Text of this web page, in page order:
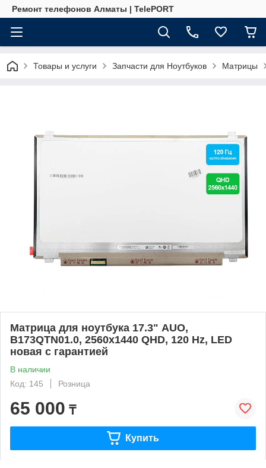
Ремонт телефонов Алматы | TelePORT
Товары и услуги Запчасти для Ноутбуков Матрицы
Матрица для ноутбука 17.3" AUO,
B173QTN01.0, 2560x1440 QHD, 120 Hz, LED
новая с гарантией
В наличии
Код: 145
Розница
65 000 ₸
Купить